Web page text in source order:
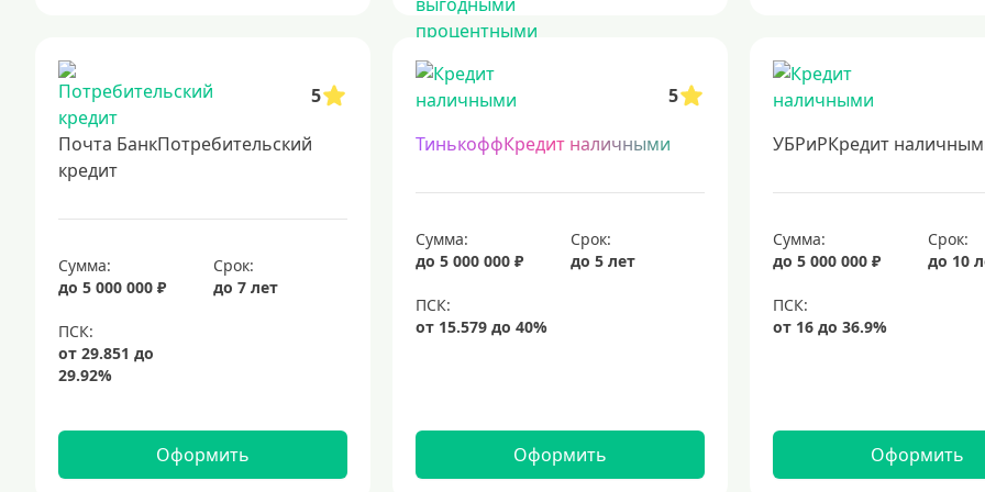
5
Почта БанкПотребительский
кредит
Сумма:
до 5 000 000 ₽
Срок:
до 7 лет
Оформить
5
ТинькоффКредит наличными
Сумма:
до 5 000 000 ₽
Срок:
до 5 лет
Оформить
УБРиРКредит
Сумма:
до 5 000 000 ₽
Срок:
до 10
Оформить